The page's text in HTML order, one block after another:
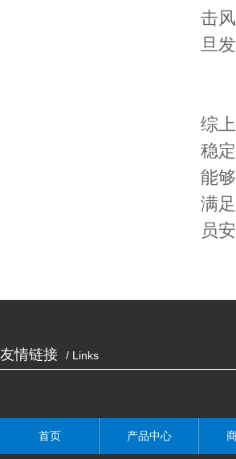
击
旦
综
稳
能
满
员
友情链接 / Links
首页 产品中心